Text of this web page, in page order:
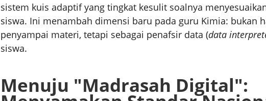
sistem kuis adaptif yang tingkat kesulit soalnya
siswa. Ini menambah dimensi baru pada guru Kimia: bukan
penyampai materi, tetapi sebagai penafsir data (data
siswa.
Menuju "Madrasah Digital":